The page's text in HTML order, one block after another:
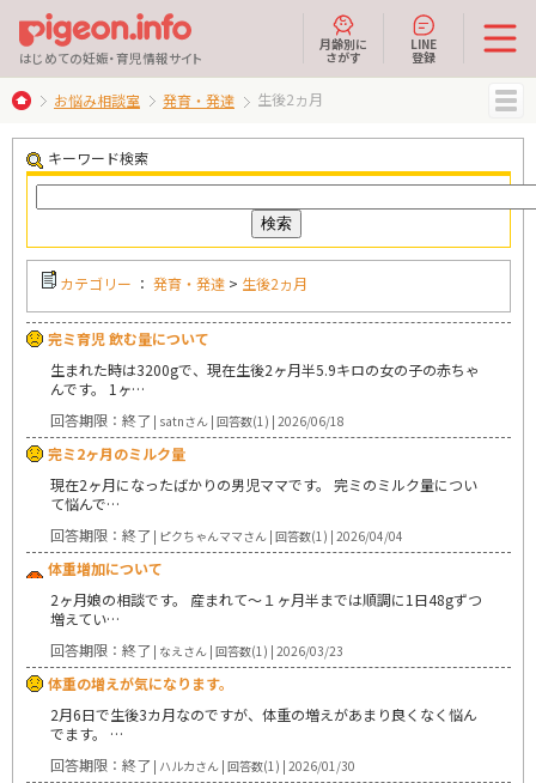
はじめての妊娠・育児情報サイト
月齢別に
さがす
LINE
登録
MENU
お悩み相談室 発育・発達 生後2ヵ月
キーワード検索
カテゴリー ： 発育・発達 > 生後2ヵ月
完ミ育児 飲む量について
生まれた時は3200gで、現在生後2ヶ月半5.9キロの女の子の赤ちゃ
んです。 1ヶ…
回答期限：終了 | satnさん | 回答数(1) | 2026/06/18
完ミ2ヶ月のミルク量
現在2ヶ月になったばかりの男児ママです。 完ミのミルク量につい
て悩んで…
回答期限：終了 | ピクちゃんママさん | 回答数(1) | 2026/04/04
体重増加について
2ヶ月娘の相談です。 産まれて〜１ヶ月半までは順調に1日48gずつ
増えてい…
回答期限：終了 | なえさん | 回答数(1) | 2026/03/23
体重の増えが気になります。
2月6日で生後3カ月なのですが、体重の増えがあまり良くなく悩ん
でます。 …
回答期限：終了 | ハルカさん | 回答数(1) | 2026/01/30